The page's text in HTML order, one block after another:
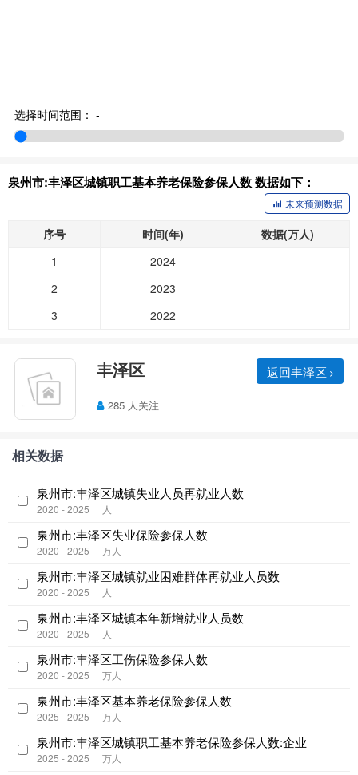
选择时间范围： -
泉州市:丰泽区城镇职工基本养老保险参保人数 数据如下：
未来预测数据
序号 时间(年)
数据(万人)
1
2024
2
2023
3
2022
丰泽区 返回丰泽区
285 人关注
相关数据
泉州市:丰泽区城镇失业人员再就业人数
2020 - 2025 人
泉州市:丰泽区失业保险参保人数
2020 - 2025 万人
泉州市:丰泽区城镇就业困难群体再就业人员数
2020 - 2025 人
泉州市:丰泽区城镇本年新增就业人员数
2020 - 2025 人
泉州市:丰泽区工伤保险参保人数
2020 - 2025 万人
泉州市:丰泽区基本养老保险参保人数
2025 - 2025 万人
泉州市:丰泽区城镇职工基本养老保险参保人数:企业
2025 - 2025 万人